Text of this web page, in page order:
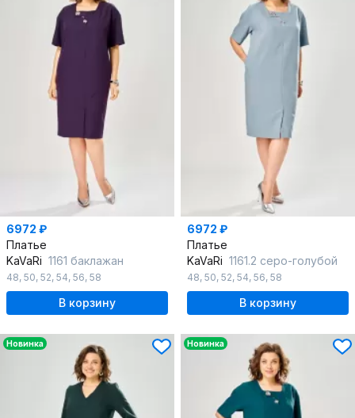
6972 ₽
Платье
KaVaRi 1161 баклажан
48, 50, 52, 54, 56, 58
В корзину
6972 ₽
Платье
KaVaRi 1161.2 серо-голубой
48, 50, 52, 54, 56, 58
В корзину
Новинка Новинка